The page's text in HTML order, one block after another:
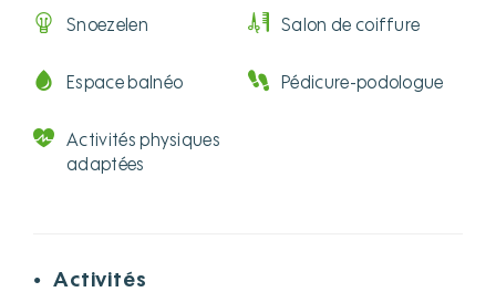
Snoezelen Salon de coiffure
Espace balnéo Pédicure-podologue
Activités physiques
adaptées
● Activités